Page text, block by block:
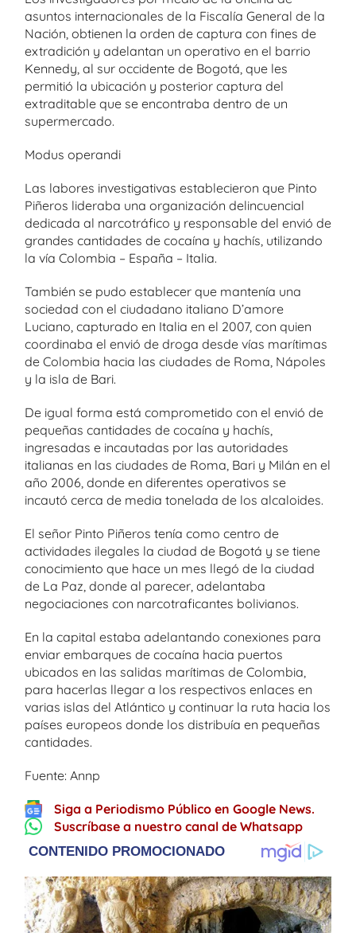
asuntos internacionales de la Fiscalía General de la
Nación, obtienen la orden de captura con fines de
extradición y adelantan un operativo en el barrio
Kennedy, al sur occidente de Bogotá, que les
permitió la ubicación y posterior captura del
extraditable que se encontraba dentro de un
supermercado.
Modus operandi
Las labores investigativas establecieron que Pinto
Piñeros lideraba una organización delincuencial
dedicada al narcotráfico y responsable del envió de
grandes cantidades de cocaína y hachís, utilizando
la vía Colombia – España – Italia.
También se pudo establecer que mantenía una
sociedad con el ciudadano italiano D’amore
Luciano, capturado en Italia en el 2007, con quien
coordinaba el envió de droga desde vías marítimas
de Colombia hacia las ciudades de Roma, Nápoles
y la isla de Bari.
De igual forma está comprometido con el envió de
pequeñas cantidades de cocaína y hachís,
ingresadas e incautadas por las autoridades
italianas en las ciudades de Roma, Bari y Milán en el
año 2006, donde en diferentes operativos se
incautó cerca de media tonelada de los alcaloides.
El señor Pinto Piñeros tenía como centro de
actividades ilegales la ciudad de Bogotá y se tiene
conocimiento que hace un mes llegó de la ciudad
de La Paz, donde al parecer, adelantaba
negociaciones con narcotraficantes bolivianos.
En la capital estaba adelantando conexiones para
enviar embarques de cocaína hacia puertos
ubicados en las salidas marítimas de Colombia,
para hacerlas llegar a los respectivos enlaces en
varias islas del Atlántico y continuar la ruta hacia los
países europeos donde los distribuía en pequeñas
cantidades.
Fuente: Annp
Siga a Periodismo Público en Google News.
Suscríbase a nuestro canal de Whatsapp